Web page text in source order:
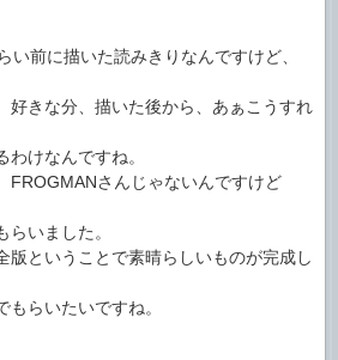
前に描いた読みきりなんですけど、
きな分、描いた後から、あぁこうすれ
けなんですね。
さんじゃないんですけど
いました。
ということで素晴らしいものが完成し
らいたいですね。